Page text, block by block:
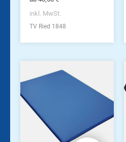
inkl. MwSt.
TV Ried 1848
Produkt
Varianten
auf.
Optionen